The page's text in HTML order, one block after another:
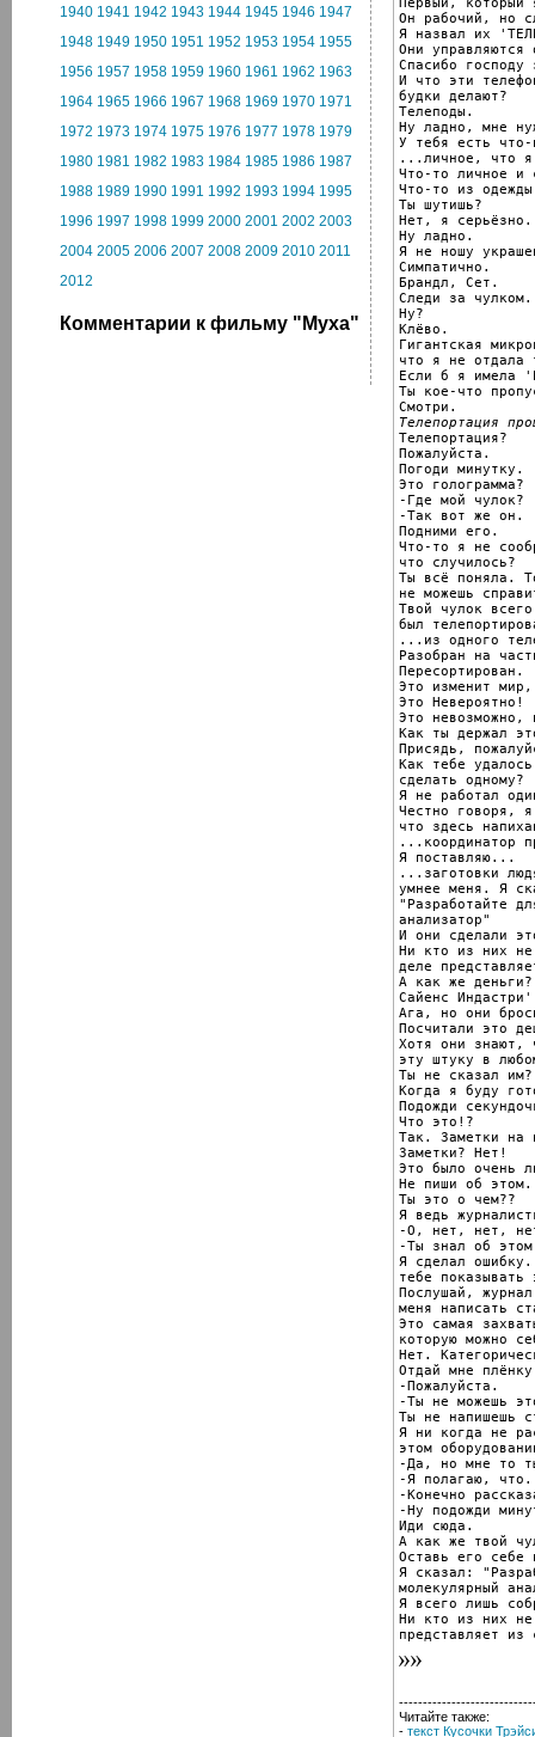
1940 1941 1942 1943 1944 1945 1946 1947
1948 1949 1950 1951 1952 1953 1954 1955
1956 1957 1958 1959 1960 1961 1962 1963
1964 1965 1966 1967 1968 1969 1970 1971
1972 1973 1974 1975 1976 1977 1978 1979
1980 1981 1982 1983 1984 1985 1986 1987
1988 1989 1990 1991 1992 1993 1994 1995
1996 1997 1998 1999 2000 2001 2002 2003
2004 2005 2006 2007 2008 2009 2010 2011
2012
Комментарии к фильму "Муха"
Он рабочий, но
Я назвал их
Они управляются
Спасибо
И что эти
будки делают?
Телеподы.
Ну ладно, мне
У тебя есть
...личное, что я
Что-то личное и
Что-то из
Ты шутишь?
Нет, я серьёзно.
Ну ладно.
Я не ношу
Симпатично.
Брандл, Сет.
Следи за чулком.
Ну?
Клёво.
Гигантская
что я не
Если б я имела
Ты кое-что
Телепортация
Телепортация?
Пожалуйста.
Погоди минутку.
Это голограмма?
-Где мой чулок?
-Так вот же он.
Подними его.
Что-то я не
что случилось?
Ты всё поняла.
не можешь
Твой чулок
был
...из одного
Разобран на
Пересортирован.
Это изменит мир,
Это Невероятно!
Это невозможно,
Как ты держал
Присядь,
Как тебе
сделать одному?
Я не работал
Честно говоря,
что здесь
...координатор
Я поставляю...
...заготовки
умнее меня. Я
"Разработайте
анализатор"
И они сделали
Ни кто из них
деле
А как же
Сайенс
Ага, но они
Посчитали это
Хотя они знают,
эту штуку в
Ты не сказал им?
Koгда я буду
Подожди
Что это!?
Так. Заметки на
Заметки? Нет!
Это было очень
Не пиши об этом.
Ты это о чем??
Я ведь
-О, нет, нет,
-Ты знал об
Я сделал
тебе
Послушай,
меня написать
Это самая
которую можно
Нет.
Отдай мне
-Пожалуйста.
-Ты не можешь
Ты не напишешь
Я ни когда не
этом
-Да, но мне то
-Я полагаю,
-Конечно
-Ну подожди
Иди сюда.
А как же твой
Оставь его себе
Я сказал:
молекулярный
Я всего лишь
Ни кто из них
представляет из
Читайте также:
- текст Кусочки